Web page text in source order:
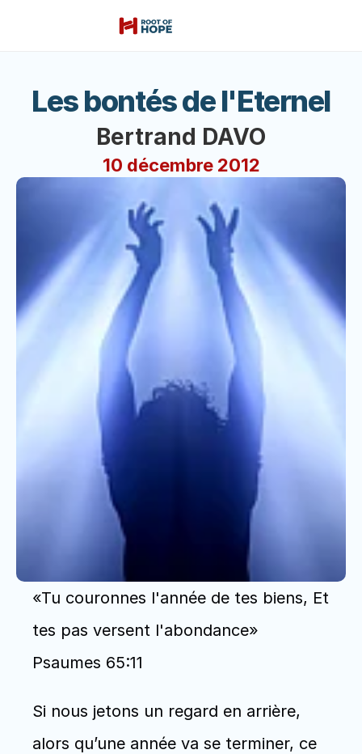
Les bontés de l'Eternel
Bertrand DAVO
10 décembre 2012
«Tu couronnes l'année de tes biens, Et
tes pas versent l'abondance»
Psaumes 65:11
Si nous jetons un regard en arrière,
alors qu’une année va se terminer, ce